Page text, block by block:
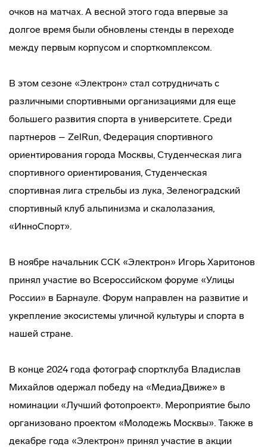
очков на матчах. А весной этого года впервые за
долгое время были обновлены стенды в переходе
между первым корпусом и спорткомплексом.
В этом сезоне «Электрон» стал сотрудничать с
различными спортивными организациями для еще
большего развития спорта в университете. Среди
партнеров – ZelRun, Федерация спортивного
ориентирования города Москвы, Студенческая лига
спортивного ориентирования, Студенческая
спортивная лига стрельбы из лука, Зеленоградский
спортивный клуб альпинизма и скалолазания,
«ИнноСпорт».
В ноябре начальник ССК «Электрон» Игорь Харитонов
принял участие во Всероссийском форуме «Улицы
России» в Барнауле. Форум направлен на развитие и
укрепление экосистемы уличной культуры и спорта в
нашей стране.
В конце 2024 года фотограф спортклуба Владислав
Михайлов одержал победу на «МедиаДвиже» в
номинации «Лучший фотопроект». Мероприятие было
организовано проектом «Молодежь Москвы». Также в
декабре года «Электрон» принял участие в акции